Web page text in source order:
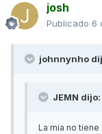
josh
Publicado 6
johnnynho
JEMN dijo:
La mia no